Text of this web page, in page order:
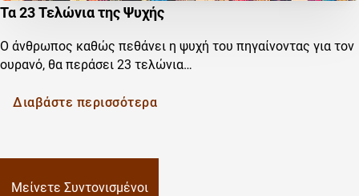
Τα 23 Τελώνια της Ψυχής
Ο άνθρωπος καθώς πεθάνει η ψυχή του πηγαίνοντας για τον
ουρανό, θα περάσει 23 τελώνια…
Διαβάστε περισσότερα
Μείνετε Συντονισμένοι